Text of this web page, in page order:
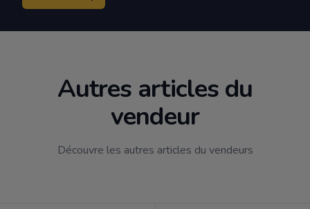
Autres articles du
vendeur
Découvre les autres articles du vendeurs